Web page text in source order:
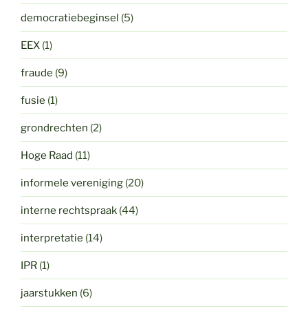
democratiebeginsel (5)
EEX (1)
fraude (9)
fusie (1)
grondrechten (2)
Hoge Raad (11)
informele vereniging (20)
interne rechtspraak (44)
interpretatie (14)
IPR (1)
jaarstukken (6)